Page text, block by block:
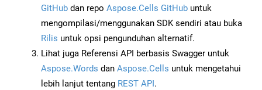
GitHub dan repo Aspose.Cells GitHub untuk
mengompilasi/menggunakan SDK sendiri atau buka
Rilis untuk opsi pengunduhan alternatif.
Lihat juga Referensi API berbasis Swagger untuk
Aspose.Words dan Aspose.Cells untuk mengetahui
lebih lanjut tentang REST API.